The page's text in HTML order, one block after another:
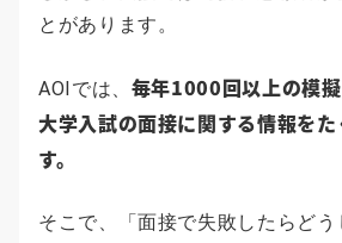
とがあります。
AOIでは、 毎年1000回以上の模擬
大学入試の面接に関する情報を
す。
そこで、「面接で失敗したらど